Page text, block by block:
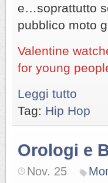
e…soprattutto
pubblico moto
Valentine
for young
Leggi tutto
Tag: Hip Hop
Orologi e
Nov. 25